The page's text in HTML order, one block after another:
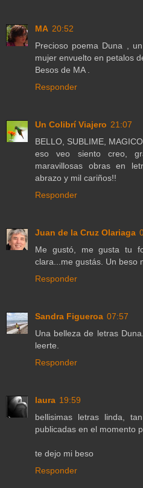
MA 20:52
Precioso poema Duna ,
mujer envuelto en petalos
Besos de MA .
Responder
Un Colibrí Viajero 21:07
BELLO, SUBLIME,
eso veo siento creo,
maravillosas obras en
abrazo y mil cariños!!
Responder
Juan de la Cruz Olariaga
Me gustó, me gusta tu
clara...me gustás. Un beso
Responder
Sandra Figueroa 07:57
Una belleza de letras
leerte.
Responder
laura 19:59
bellisimas letras linda,
publicadas en el momento
te dejo mi beso
Responder